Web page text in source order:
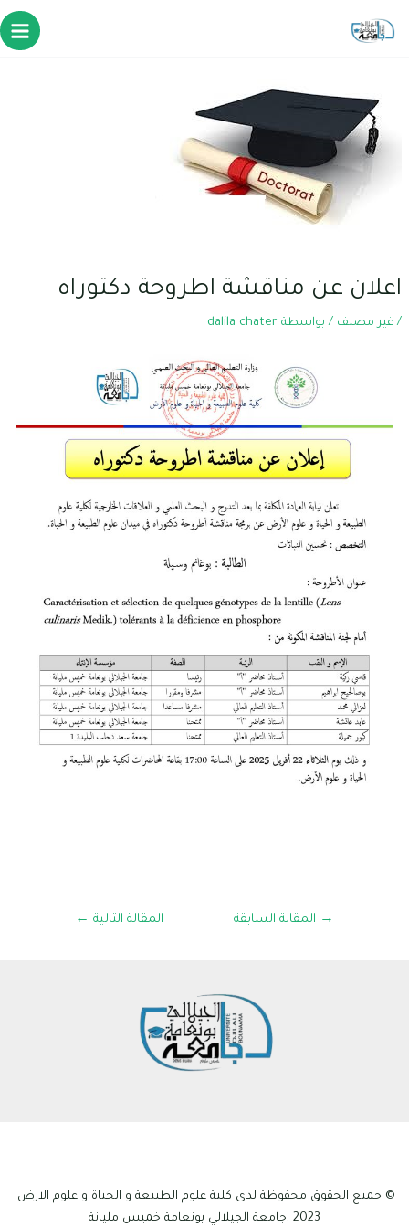
اعلان عن مناقشة اطروحة دكتوراه
/ غير مصنف / بواسطة dalila chater
→ المقالة السابقة المقالة التالية ←
© جميع الحقوق محفوظة لدى كلية علوم الطبيعة و الحياة و علوم الارض
2023 .جامعة الجيلالي بونعامة خميس مليانة